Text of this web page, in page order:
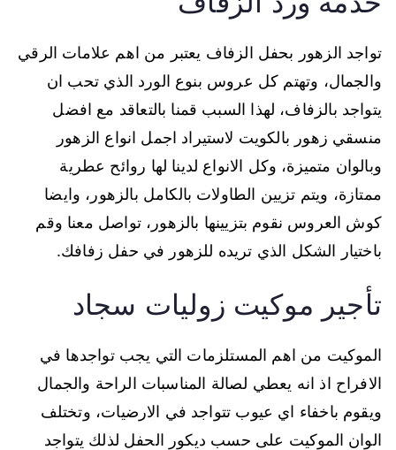
تواجد الزهور بحفل الزفاف يعتبر من اهم علامات الرقي
والجمال، وتهتم كل عروس بنوع الورد الذي تحب ان
يتواجد بالزفاف، لهذا السبب قمنا بالتعاقد مع افضل
منسقي زهور بالكويت لاستيراد اجمل انواع الزهور
وبالوان متميزة، وكل الانواع لدينا لها روائح عطرية
ممتازة، ويتم تزيين الطاولات بالكامل بالزهور، وايضا
كوش العروس نقوم بتزيينها بالزهور، تواصل معنا وقم
باختيار الشكل الذي تريده للزهور في حفل زفافك.
تأجير موكيت زوليات سجاد
الموكيت من اهم المستلزمات التي يجب تواجدها في
الافراح اذ انه يعطي لصالة المناسبات الراحة والجمال
ويقوم باخفاء اي عيوب تتواجد في الارضيات، وتختلف
الوان الموكيت على حسب ديكور الحفل لذلك يتواجد